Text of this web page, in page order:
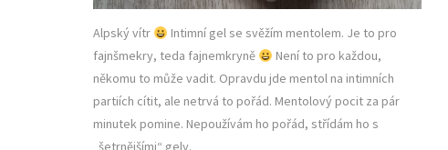
Alpský vítr
Intimní gel se svěžím mentolem. Je to pro
fajnšmekry, teda fajnemkryně
Není to pro každou,
někomu to může vadit. Opravdu jde mentol na intimních
partiích cítit, ale netrvá to pořád. Mentolový pocit za pár
minutek pomine. Nepoužívám ho pořád, střídám ho s
„šetrnějšími“ gely.